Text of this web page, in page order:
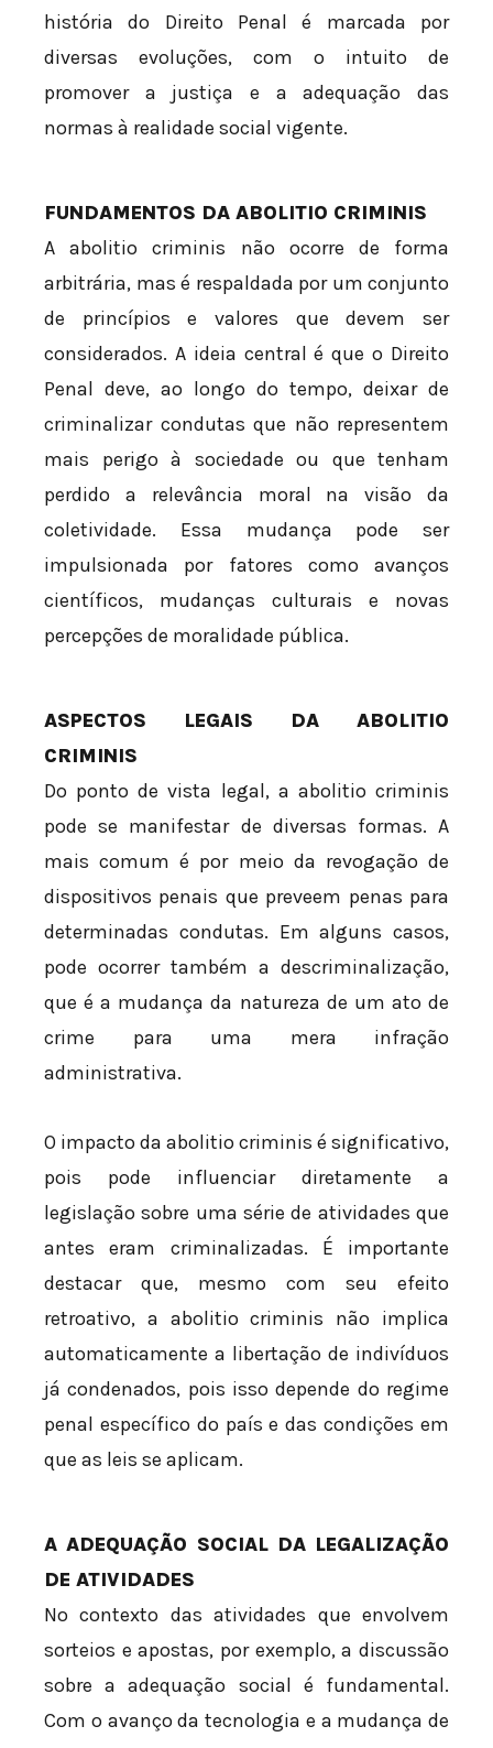
história do Direito Penal é marcada por
diversas evoluções, com o intuito de
promover a justiça e a adequação das
normas à realidade social vigente.
FUNDAMENTOS DA ABOLITIO CRIMINIS
A abolitio criminis não ocorre de forma
arbitrária, mas é respaldada por um conjunto
de princípios e valores que devem ser
considerados. A ideia central é que o Direito
Penal deve, ao longo do tempo, deixar de
criminalizar condutas que não representem
mais perigo à sociedade ou que tenham
perdido a relevância moral na visão da
coletividade. Essa mudança pode ser
impulsionada por fatores como avanços
científicos, mudanças culturais e novas
percepções de moralidade pública.
ASPECTOS LEGAIS DA ABOLITIO
CRIMINIS
Do ponto de vista legal, a abolitio criminis
pode se manifestar de diversas formas. A
mais comum é por meio da revogação de
dispositivos penais que preveem penas para
determinadas condutas. Em alguns casos,
pode ocorrer também a descriminalização,
que é a mudança da natureza de um ato de
crime para uma mera infração
administrativa.
O impacto da abolitio criminis é significativo,
pois pode influenciar diretamente a
legislação sobre uma série de atividades que
antes eram criminalizadas. É importante
destacar que, mesmo com seu efeito
retroativo, a abolitio criminis não implica
automaticamente a libertação de indivíduos
já condenados, pois isso depende do regime
penal específico do país e das condições em
que as leis se aplicam.
A ADEQUAÇÃO SOCIAL DA LEGALIZAÇÃO
DE ATIVIDADES
No contexto das atividades que envolvem
sorteios e apostas, por exemplo, a discussão
sobre a adequação social é fundamental.
Com o avanço da tecnologia e a mudança de